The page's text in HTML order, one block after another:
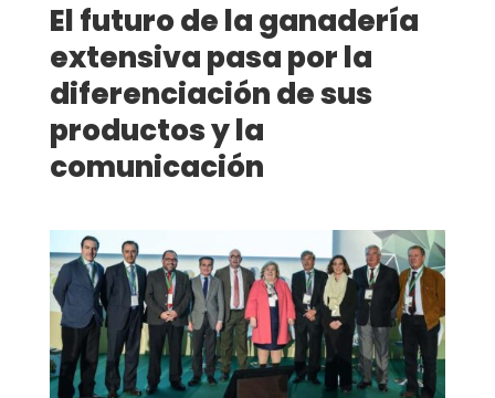
El futuro de la ganadería
extensiva pasa por la
diferenciación de sus
productos y la
comunicación